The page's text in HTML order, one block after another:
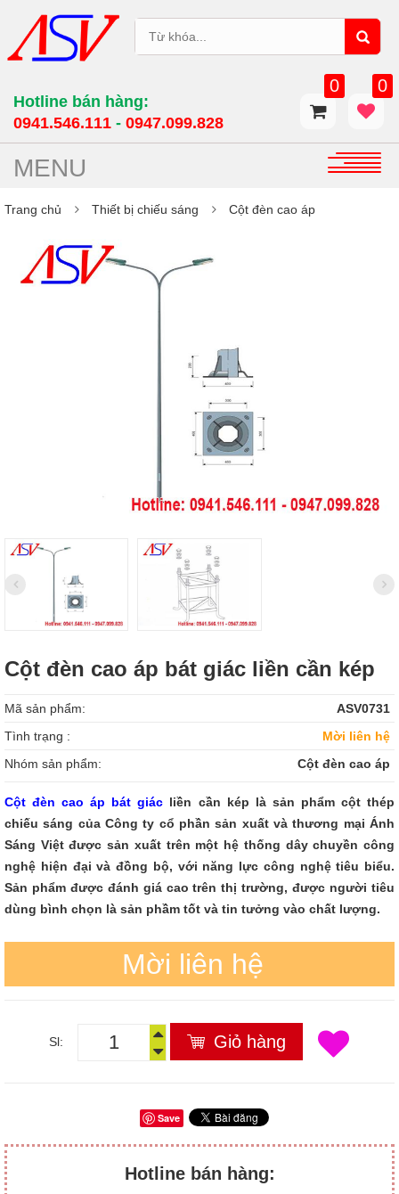
Hotline bán hàng:
0941.546.111 -0947.099.828​
0 0
MENU
Trang chủ Thiết bị chiếu sáng Cột đèn cao áp
Cột đèn cao áp bát giác liền cần kép
Mã sản phẩm:
ASV0731
Tình trạng :
Mời liên hệ
Nhóm sản phẩm:
Cột đèn cao áp
Cột đèn cao áp bát giác liền cần kép là sản phẩm cột thép
chiếu sáng của Công ty cổ phần sản xuất và thương mại Ánh
Sáng Việt được sản xuất trên một hệ thống dây chuyền công
nghệ hiện đại và đồng bộ, với năng lực công nghệ tiêu biểu.
Sản phẩm được đánh giá cao trên thị trường, được người tiêu
dùng bình chọn là sản phầm tốt và tin tưởng vào chất lượng.
Mời liên hệ
Sl: Giỏ hàng
Save
Hotline bán hàng: